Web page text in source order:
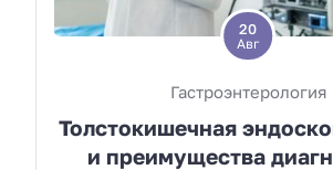
20
Авг
Гастроэнтерология
Толстокишечная
и преимущества